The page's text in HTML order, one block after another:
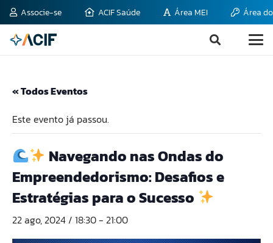
Associe-se ACIF Saúde Área MEI Área
« Todos Eventos
Este evento já passou.
Navegando nas Ondas do
Empreendedorismo: Desafios e
Estratégias para o Sucesso
22 ago, 2024 / 18:30- 21:00